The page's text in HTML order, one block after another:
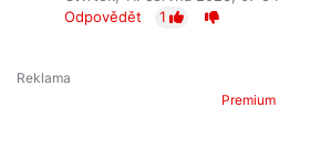
Odpovědět
1
Premium